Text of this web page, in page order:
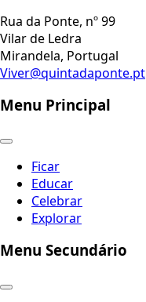
Rua da Ponte, nº 99
Vilar de Ledra
Mirandela, Portugal
Viver@quintadaponte.pt
Menu Principal
Ficar
Educar
Celebrar
Explorar
Menu Secundário